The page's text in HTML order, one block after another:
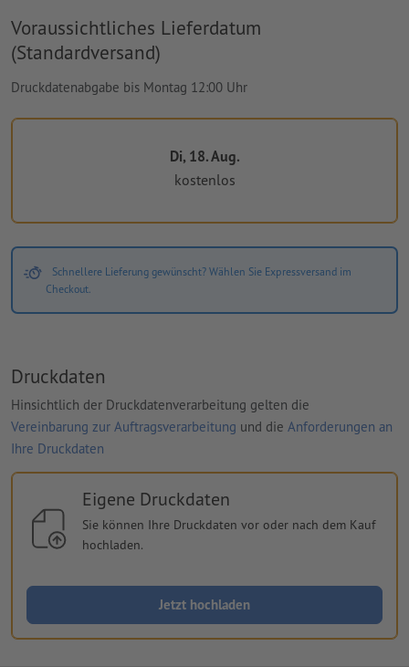
Voraussichtliches Lieferdatum
(Standardversand)
Druckdatenabgabe bis Montag 12:00 Uhr
Di, 18. Aug.
kostenlos
Schnellere Lieferung gewünscht? Wählen Sie Expressversand im
Checkout.
Druckdaten
Hinsichtlich der Druckdatenverarbeitung gelten die
Vereinbarung zur Auftragsverarbeitung und die Anforderungen an
Ihre Druckdaten
Eigene Druckdaten
Sie können Ihre Druckdaten vor oder nach dem Kauf
hochladen.
Jetzt hochladen